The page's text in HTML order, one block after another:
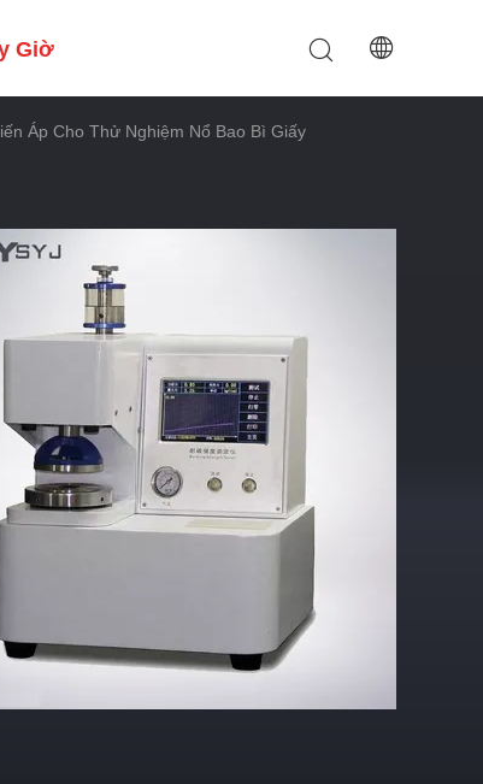
Giờ
Áp Cho Thử Nghiệm Nổ Bao Bì Giấy